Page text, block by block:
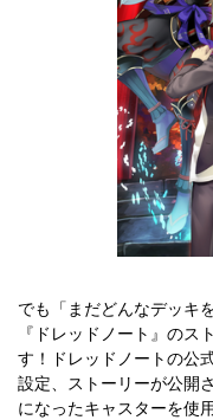
でも「まだどんなデッキ
『ドレッドノート』の
す！ドレッドノートの公
設定、ストーリーが公開
になったキャスターを使